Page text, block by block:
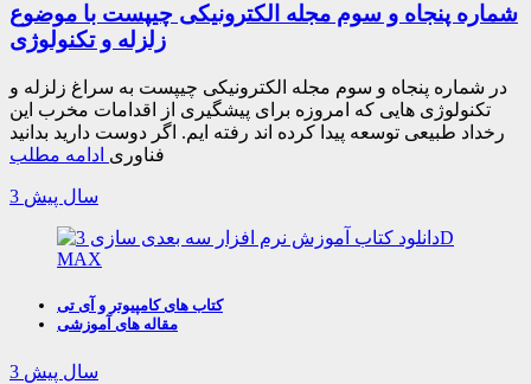
شماره پنجاه و سوم مجله الکترونیکی چیپست با موضوع
زلزله و تکنولوژی
در شماره پنجاه و سوم مجله الکترونیکی چیپست به سراغ زلزله و
تکنولوژی هایی که امروزه برای پیشگیری از اقدامات مخرب این
رخداد طبیعی توسعه پیدا کرده اند رفته ایم. اگر دوست دارید بدانید
فناوری ادامه مطلب
3 سال پیش
کتاب های کامپیوتر و آی تی
مقاله های آموزشی
3 سال پیش